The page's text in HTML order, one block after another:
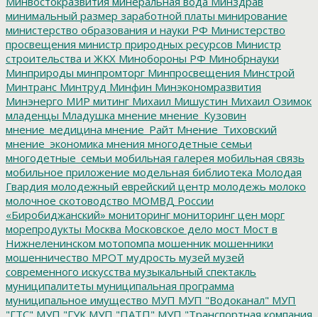
минимальный размер заработной платы минирование
министерство образования и науки РФ Министерство
просвещения министр природных ресурсов Министр
строительства и ЖКХ Минобороны РФ Минобрнауки
Минприроды минпромторг Минпросвещения Минстрой
Минтранс Минтруд Минфин Минэкономразвития
Минэнерго МИР митинг Михаил Мишустин Михаил Озимок
младенцы Младушка мнение мнение_Кузовин
мнение_медицина мнение_Райт Мнение_Тиховский
мнение_экономика мнения многодетные семьи
многодетные_семьи мобильная галерея мобильная связь
мобильное приложение модельная библиотека Молодая
Гвардия молодежный еврейский центр молодежь молоко
молочное скотоводство МОМВД России
«Биробиджанский» мониторинг мониторинг цен морг
морепродукты Москва Московское дело мост Мост в
Нижнеленинском мотопомпа мошенник мошенники
мошенничество МРОТ мудрость музей музей
современного искусства музыкальный спектакль
муниципалитеты муниципальная программа
муниципальное имущество МУП МУП "Водоканал" МУП
"ГТС" МУП "ГУК МУП "ПАТП" МУП "Транспортная компания